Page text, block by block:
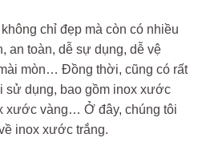
chỉ đẹp mà còn có nhiều
an toàn, dễ sự dụng, dễ vệ
mòn… Đồng thời, cũng có rất
sử dụng, bao gồm inox xước
xước vàng… Ở đây, chúng tôi
inox xước trắng.